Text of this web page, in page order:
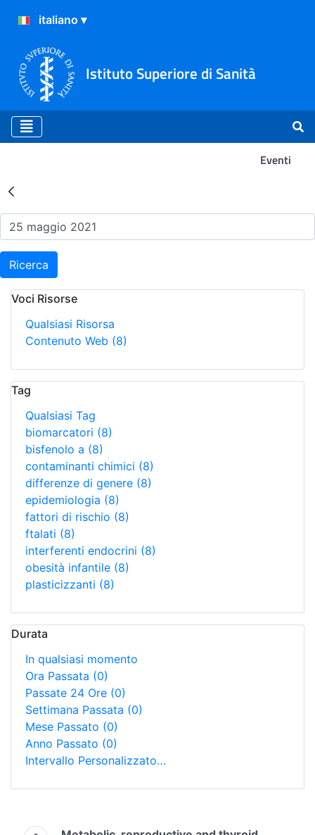
Istituto Superiore di Sanità
Eventi
Risultati della Ricerca -
Ricerca
Voci Risorse
Qualsiasi Risorsa
Contenuto Web (8)
Tag
Qualsiasi Tag
biomarcatori (8)
bisfenolo a (8)
contaminanti chimici (8)
differenze di genere (8)
epidemiologia (8)
fattori di rischio (8)
ftalati (8)
interferenti endocrini (8)
obesità infantile (8)
plasticizzanti (8)
Durata
In qualsiasi momento
Ora Passata (0)
Passate 24 Ore (0)
Settimana Passata (0)
Mese Passato (0)
Anno Passato (0)
Intervallo Personalizzato…
Ricerca